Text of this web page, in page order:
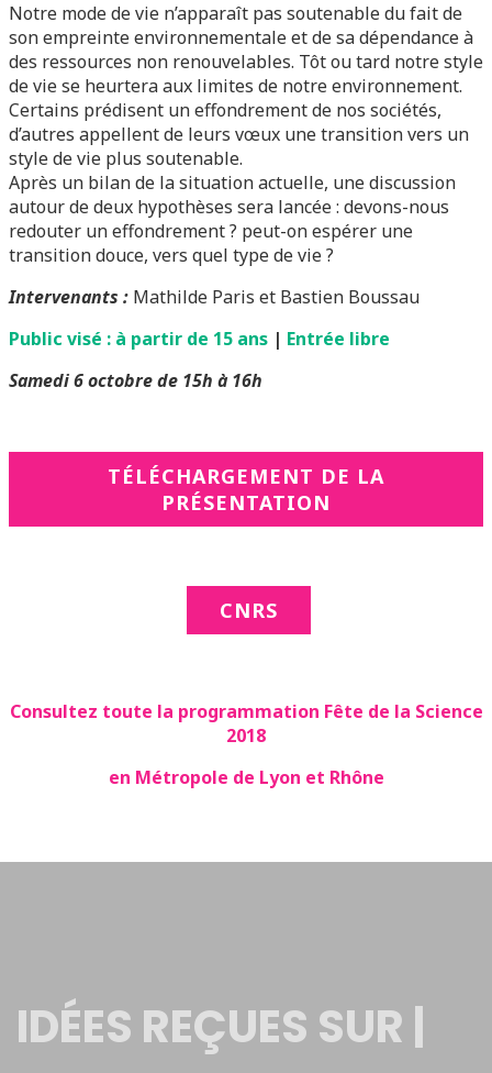
Notre mode de vie n’apparaît pas soutenable du fait de
son empreinte environnementale et de sa dépendance à
des ressources non renouvelables. Tôt ou tard notre style
de vie se heurtera aux limites de notre environnement.
Certains prédisent un effondrement de nos sociétés,
d’autres appellent de leurs vœux une transition vers un
style de vie plus soutenable.
Après un bilan de la situation actuelle, une discussion
autour de deux hypothèses sera lancée : devons-nous
redouter un effondrement ? peut-on espérer une
transition douce, vers quel type de vie ?
Intervenants : Mathilde Paris et Bastien Boussau
Public visé : à partir de 15 ans | Entrée libre
Samedi 6 octobre de 15h à 16h
TÉLÉCHARGEMENT DE LA
PRÉSENTATION
CNRS
Consultez toute la programmation Fête de la Science
2018
en Métropole de Lyon et Rhône
IDÉES REÇUES SUR |